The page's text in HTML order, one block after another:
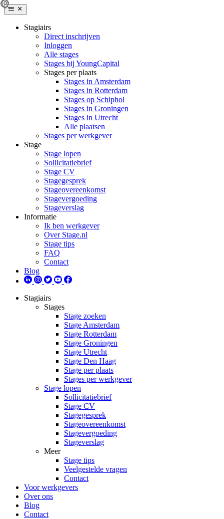
Stagiairs
Direct inschrijven
Inloggen
Alle stages
Stages bij YoungCapital
Stages per plaats
Stages in Amsterdam
Stages in Rotterdam
Stages op Schiphol
Stages in Groningen
Stages in Utrecht
Alle plaatsen
Stages per werkgever
Stage
Stage lopen
Sollicitatiebrief
Stage CV
Stagegesprek
Stageovereenkomst
Stagevergoeding
Stageverslag
Informatie
Ik ben werkgever
Over Stage.nl
Stage tips
FAQ
Contact
Blog
Stagiairs
Stages
Stage zoeken
Stage Amsterdam
Stage Rotterdam
Stage Groningen
Stage Utrecht
Stage Den Haag
Stage per plaats
Stages per werkgever
Stage lopen
Sollicitatiebrief
Stage CV
Stagegesprek
Stageovereenkomst
Stagevergoeding
Stageverslag
Meer
Stage tips
Veelgestelde vragen
Contact
Voor werkgevers
Over ons
Blog
Contact